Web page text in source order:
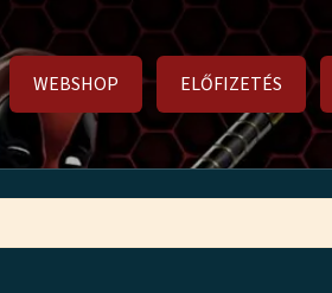
WEBSHOP ELŐFIZETÉS